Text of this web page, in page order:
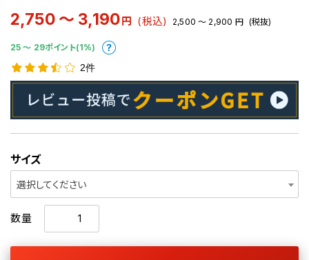
2,750 ～ 3,190 円 (税込) 2,500 ～ 2,900 円 (税抜)
25 〜 29ポイント(1%)
2件
サイズ
選択してください
数量